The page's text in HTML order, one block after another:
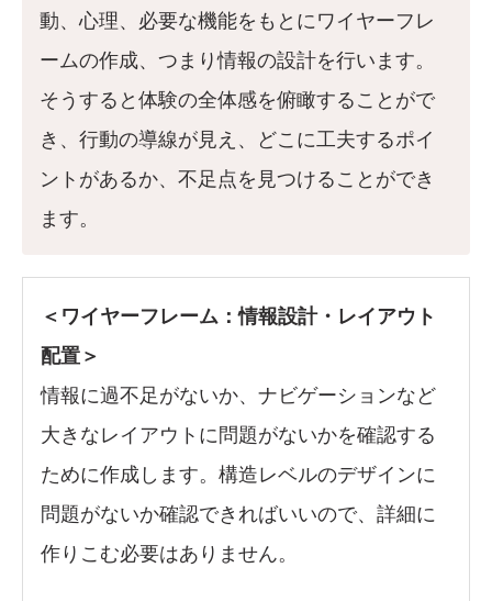
動、心理、必要な機能をもとにワイヤーフレ
ームの作成、つまり情報の設計を行います。
そうすると体験の全体感を俯瞰することがで
き、行動の導線が見え、どこに工夫するポイ
ントがあるか、不足点を見つけることができ
ます。
＜ワイヤーフレーム：情報設計・レイアウト
配置＞
情報に過不足がないか、ナビゲーションなど
大きなレイアウトに問題がないかを確認する
ために作成します。構造レベルのデザインに
問題がないか確認できればいいので、詳細に
作りこむ必要はありません。